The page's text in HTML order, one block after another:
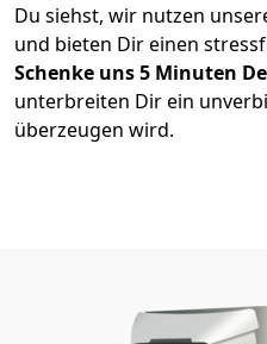
Du siehst, wir nutzen
und bieten Dir einen
Schenke uns 5 Minuten
unterbreiten Dir ein
überzeugen wird.